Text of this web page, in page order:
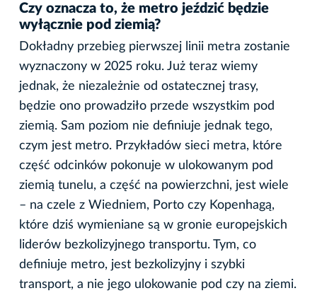
Czy oznacza to, że metro jeździć będzie
wyłącznie pod ziemią?
Dokładny przebieg pierwszej linii metra zostanie
wyznaczony w 2025 roku. Już teraz wiemy
jednak, że niezależnie od ostatecznej trasy,
będzie ono prowadziło przede wszystkim pod
ziemią. Sam poziom nie definiuje jednak tego,
czym jest metro. Przykładów sieci metra, które
część odcinków pokonuje w ulokowanym pod
ziemią tunelu, a część na powierzchni, jest wiele
– na czele z Wiedniem, Porto czy Kopenhagą,
które dziś wymieniane są w gronie europejskich
liderów bezkolizyjnego transportu. Tym, co
definiuje metro, jest bezkolizyjny i szybki
transport, a nie jego ulokowanie pod czy na ziemi.